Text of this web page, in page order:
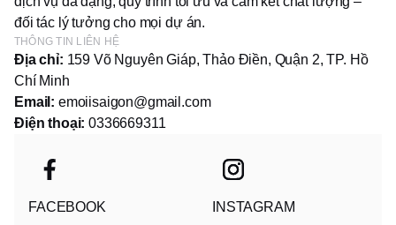
đối tác lý tưởng cho mọi dự án.
THÔNG TIN LIÊN HỆ
Địa chỉ: 159 Võ Nguyên Giáp, Thảo Điền, Quận 2, TP. Hồ
Chí Minh
Email: emoiisaigon@gmail.com
Điện thoại: 0336669311
FACEBOOK INSTAGRAM